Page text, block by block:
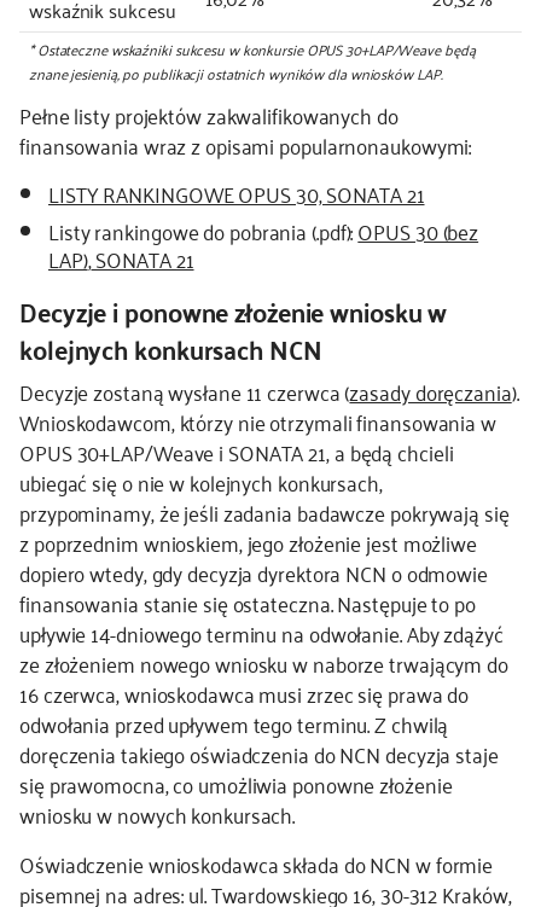
wskaźnik sukcesu
* Ostateczne wskaźniki sukcesu w konkursie OPUS 30+LAP/Weave będą
znane jesienią, po publikacji ostatnich wyników dla wniosków LAP.
Pełne listy projektów zakwalifikowanych do
finansowania wraz z opisami popularnonaukowymi:
LISTY RANKINGOWE OPUS 30, SONATA 21
Listy rankingowe do pobrania (.pdf):OPUS 30 (bez
LAP),SONATA 21
Decyzje i ponowne złożenie wniosku w
kolejnych konkursach NCN
Decyzje zostaną wysłane 11 czerwca (zasady doręczania).
Wnioskodawcom, którzy nie otrzymali finansowania w
OPUS 30+LAP/Weave i SONATA 21, a będą chcieli
ubiegać się o nie w kolejnych konkursach,
przypominamy, że jeśli zadania badawcze pokrywają się
z poprzednim wnioskiem, jego złożenie jest możliwe
dopiero wtedy, gdy decyzja dyrektora NCN o odmowie
finansowania stanie się ostateczna. Następuje to po
upływie 14-dniowego terminu na odwołanie. Aby zdążyć
ze złożeniem nowego wniosku w naborze trwającym do
16 czerwca, wnioskodawca musi zrzec się prawa do
odwołania przed upływem tego terminu. Z chwilą
doręczenia takiego oświadczenia do NCN decyzja staje
się prawomocna, co umożliwia ponowne złożenie
wniosku w nowych konkursach.
Oświadczenie wnioskodawca składa do NCN w formie
pisemnej na adres: ul. Twardowskiego 16, 30-312 Kraków,